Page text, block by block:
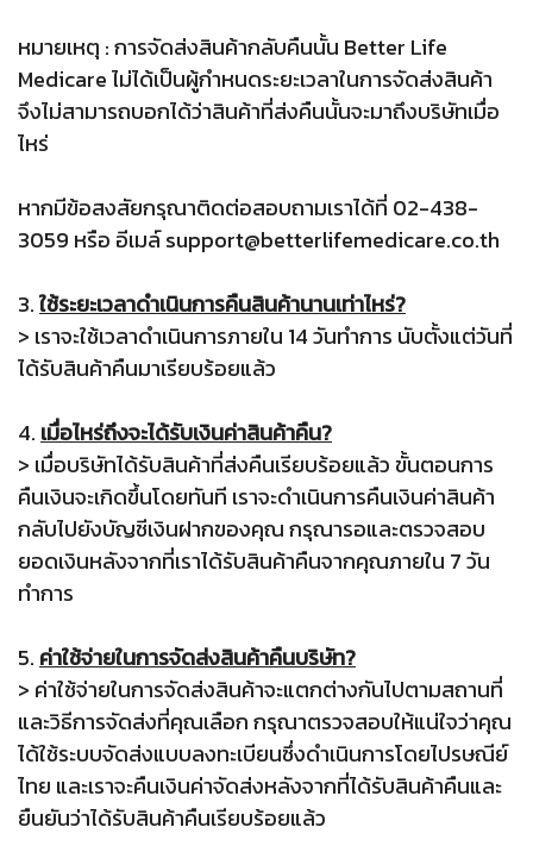
หมายเหตุ : การจัดส่งสินค้ากลับคืนนั้น Better Life
Medicare ไม่ได้เป็นผู้กำหนดระยะเวลาในการจัดส่งสินค้า
จึงไม่สามารถบอกได้ว่าสินค้าที่ส่งคืนนั้นจะมาถึงบริษัทเมื่อ
ไหร่
หากมีข้อสงสัยกรุณาติดต่อสอบถามเราได้ที่ 02-438-
3059 หรือ อีเมล์ support@betterlifemedicare.co.th
3.ใช้ระยะเวลาดำเนินการคืนสินค้านานเท่าไหร่?
> เราจะใช้เวลาดำเนินการภายใน 14 วันทำการ นับตั้งแต่วันที่
ได้รับสินค้าคืนมาเรียบร้อยแล้ว
4. เมื่อไหร่ถึงจะได้รับเงินค่าสินค้าคืน?
> เมื่อบริษัทได้รับสินค้าที่ส่งคืนเรียบร้อยแล้ว ขั้นตอนการ
คืนเงินจะเกิดขึ้นโดยทันที เราจะดำเนินการคืนเงินค่าสินค้า
กลับไปยังบัญชีเงินฝากของคุณ กรุณารอและตรวจสอบ
ยอดเงินหลังจากที่เราได้รับสินค้าคืนจากคุณภายใน 7 วัน
ทำการ
5. ค่าใช้จ่ายในการจัดส่งสินค้าคืนบริษัท?
> ค่าใช้จ่ายในการจัดส่งสินค้าจะแตกต่างกันไปตามสถานที่
และวิธีการจัดส่งที่คุณเลือก กรุณาตรวจสอบให้แน่ใจว่าคุณ
ได้ใช้ระบบจัดส่งแบบลงทะเบียนซึ่งดำเนินการโดยไปรษณีย์
ไทย และเราจะคืนเงินค่าจัดส่งหลังจากที่ได้รับสินค้าคืนและ
ยืนยันว่าได้รับสินค้าคืนเรียบร้อยแล้ว